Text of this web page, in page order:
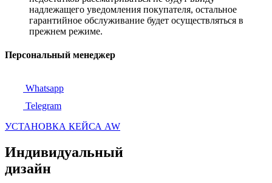
надлежащего уведомления покупателя, остальное
гарантийное обслуживание будет осуществляться в
прежнем режиме.
Персональный менеджер
Whatsapp
Telegram
УСТАНОВКА КЕЙСА AW
Индивидуальный
дизайн